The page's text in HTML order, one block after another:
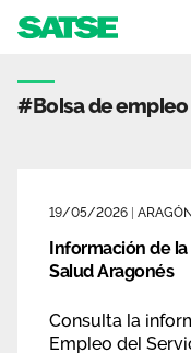
Delegados
Transparencia
Ámbitos de
Qué ofrecemos
Actualidad
Aragón
Etiqueta -
#bolsa de empleo
19/05/2026 ARAGÓN
Información de
Salud Aragonés
Consulta la
Empleo del